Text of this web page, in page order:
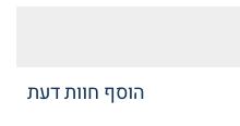
הוסף חוות דעת